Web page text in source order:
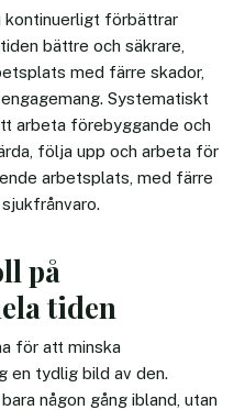
kontinuerligt förbättrar
bättre och säkrare,
med färre skador,
Systematiskt
arbeta förebyggande och
följa upp och arbeta för
arbetsplats, med färre
på
tiden
för att minska
en tydlig bild av den.
någon gång ibland, utan